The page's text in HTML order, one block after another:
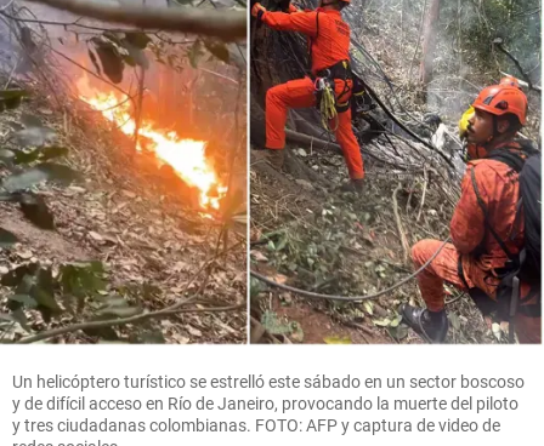
Un helicóptero turístico se estrelló este sábado en un sector boscoso
y de difícil acceso en Río de Janeiro, provocando la muerte del piloto
y tres ciudadanas colombianas. FOTO: AFP y captura de video de